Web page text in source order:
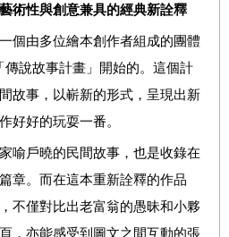
術性與創意兼具的經典新詮釋
個由多位繪本創作者組成的團體
傳說故事計畫」開始的。這個計
故事，以嶄新的形式，呈現出新
好好的玩耍一番。
喻戶曉的民間故事，也是收錄在
章。而在這本重新詮釋的作品
不僅對比出老富翁的愚昧和小夥
，亦能感受到圖文之間互動的張